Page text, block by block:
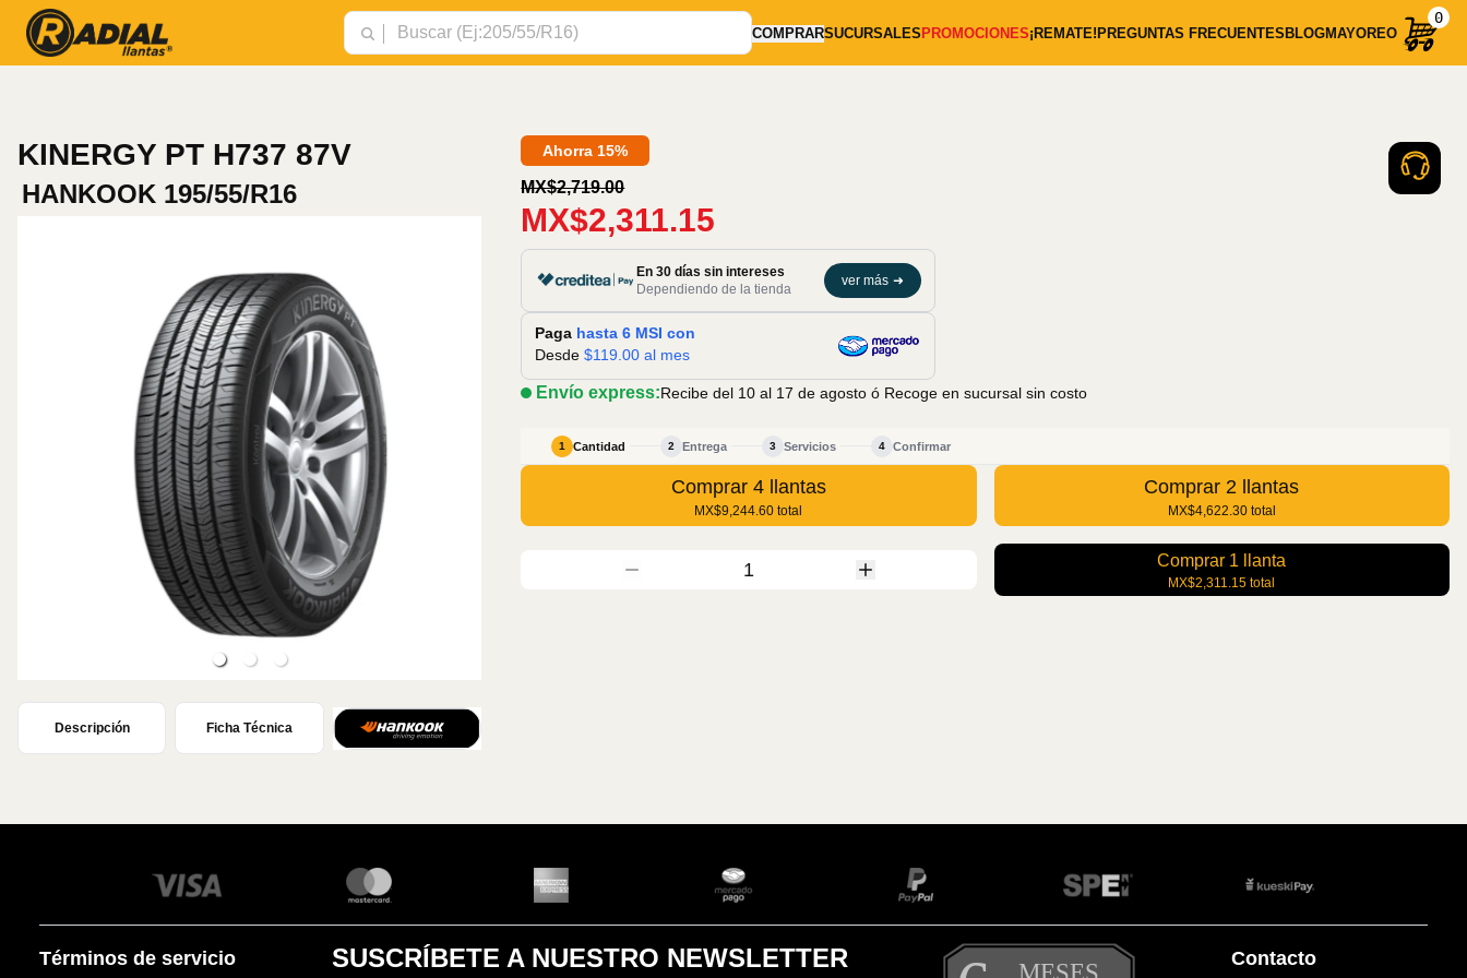
COMPRARSUCURSALESPROMOCIONES¡REMATE!PREGUNTAS FRECUENTESBLOGMAYOREO
0
KINERGY PT H737 87V
HANKOOK 195/55/R16
Descripción Ficha Técnica
Ahorra 15%
MX$2,719.00
MX$2,311.15
En 30 días sin intereses
Dependiendo de la tienda
ver más ➜
Paga hasta 6 MSI con
Desde $119.00 al mes
Envío express:Recibe del 10 al 17 de agosto ó Recoge en sucursal sin costo
1 Cantidad 2 Entrega 3 Servicios 4 Confirmar
Comprar 4 llantas
MX$9,244.60 total
Comprar 2 llantas
MX$4,622.30 total
1 Comprar 1 llanta
MX$2,311.15 total
Términos de servicio SUSCRÍBETE A NUESTRO NEWSLETTER Contacto